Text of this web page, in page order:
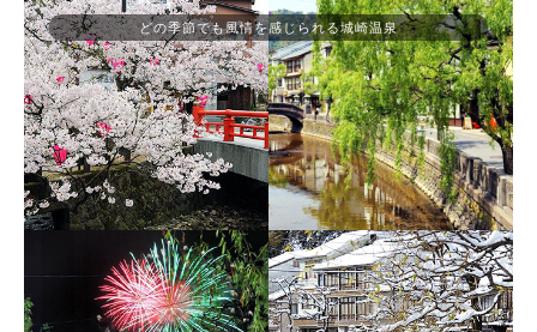
どの季節でも風情を感じられる城崎温泉